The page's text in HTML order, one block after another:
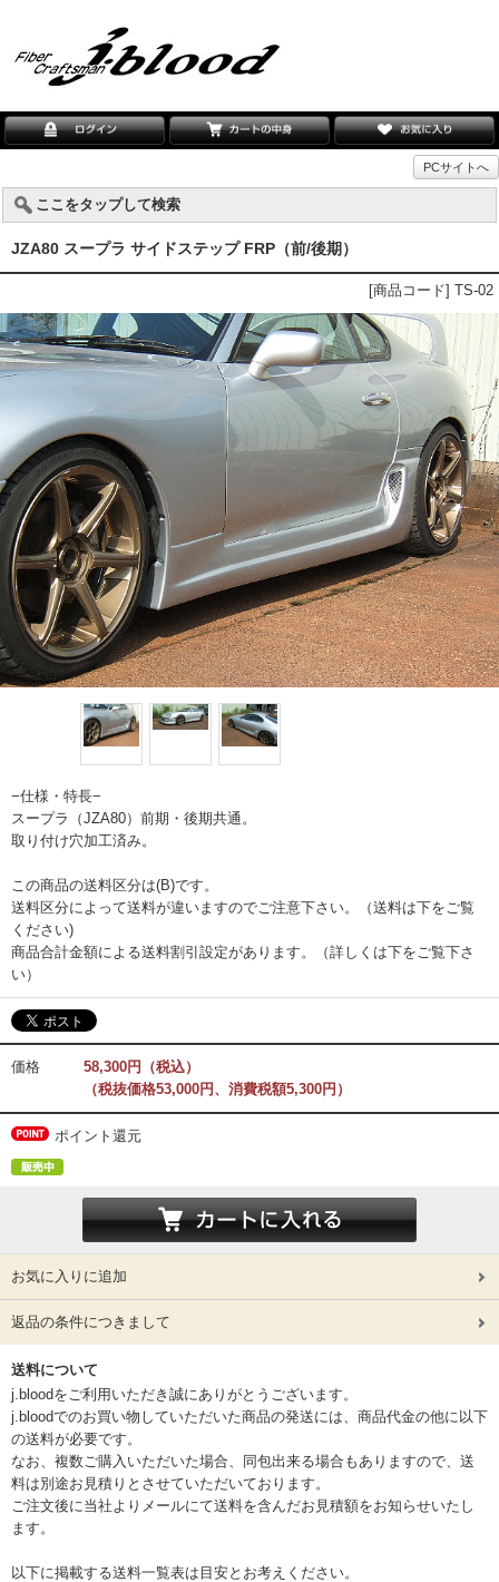
PCサイトへ
ここをタップして検索
JZA80 スープラ サイドステップ FRP（前/後期）
[商品コード] TS-02
−仕様・特長−
スープラ（JZA80）前期・後期共通。
取り付け穴加工済み。
この商品の送料区分は(B)です。
送料区分によって送料が違いますのでご注意下さい。（送料は下をご覧
ください)
商品合計金額による送料割引設定があります。（詳しくは下をご覧下さ
い）
価格
58,300円（税込）
（税抜価格53,000円、消費税額5,300円）
ポイント還元
お気に入りに追加
返品の条件につきまして
送料について
j.bloodをご利用いただき誠にありがとうございます。
j.bloodでのお買い物していただいた商品の発送には、商品代金の他に以下
の送料が必要です。
なお、複数ご購入いただいた場合、同包出来る場合もありますので、送
料は別途お見積りとさせていただいております。
ご注文後に当社よりメールにて送料を含んだお見積額をお知らせいたし
ます。
以下に掲載する送料一覧表は目安とお考えください。